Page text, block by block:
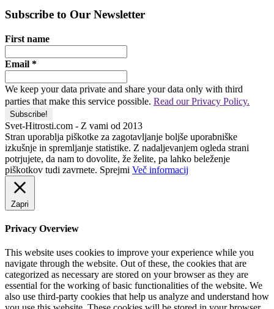
Subscribe to Our Newsletter
First name
Email *
We keep your data private and share your data only with third
parties that make this service possible. Read our Privacy Policy.
Svet-Hitrosti.com - Z vami od 2013
Stran uporablja piškotke za zagotavljanje boljše uporabniške
izkušnje in spremljanje statistike. Z nadaljevanjem ogleda strani
potrjujete, da nam to dovolite, že želite, pa lahko beleženje
piškotkov tudi zavrnete. Sprejmi Več informacij
Zapri
Privacy Overview
This website uses cookies to improve your experience while you
navigate through the website. Out of these, the cookies that are
categorized as necessary are stored on your browser as they are
essential for the working of basic functionalities of the website. We
also use third-party cookies that help us analyze and understand how